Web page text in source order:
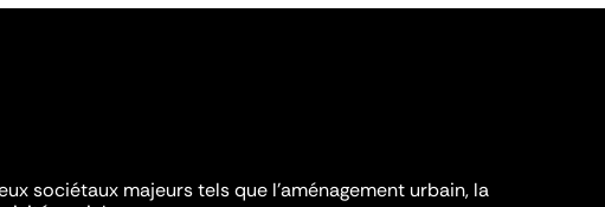
sociétaux majeurs tels que l'aménagement urbain, la